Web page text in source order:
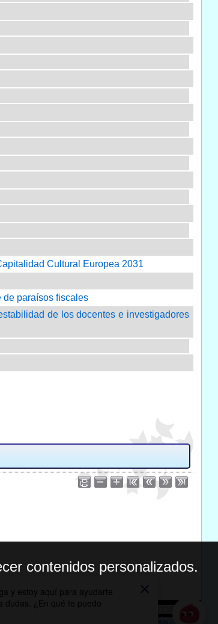
Cultural Europea 2031
de paraísos fiscales
de los docentes e investigadores
contenidos personalizados.